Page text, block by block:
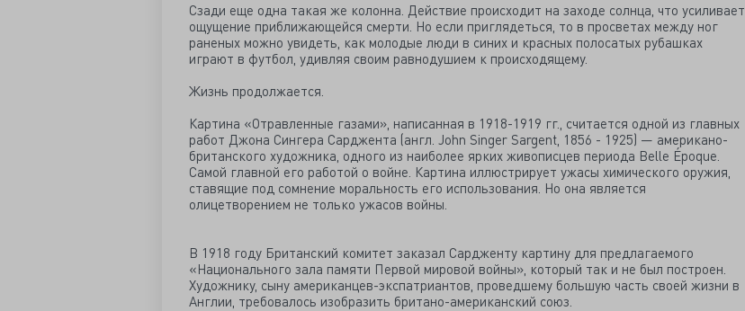
Сзади еще одна такая же колонна. Действие происходит на заходе солнца, что усиливает
ощущение приближающейся смерти. Но если приглядеться, то в просветах между ног
раненых можно увидеть, как молодые люди в синих и красных полосатых рубашках
играют в футбол, удивляя своим равнодушием к происходящему.
Жизнь продолжается.
Картина «Отравленные газами», написанная в 1918-1919 гг., считается одной из главных
работ Джона Сингера Сарджента (англ. John Singer Sargent, 1856 - 1925) — американо-
британского художника, одного из наиболее ярких живописцев периода Belle Époque.
Самой главной его работой о войне. Картина иллюстрирует ужасы химического оружия,
ставящие под сомнение моральность его использования. Но она является
олицетворением не только ужасов войны.
В 1918 году Британский комитет заказал Сардженту картину для предлагаемого
«Национального зала памяти Первой мировой войны», который так и не был построен.
Художнику, сыну американцев-экспатриантов, проведшему большую часть своей жизни в
Англии, требовалось изобразить британо-американский союз.